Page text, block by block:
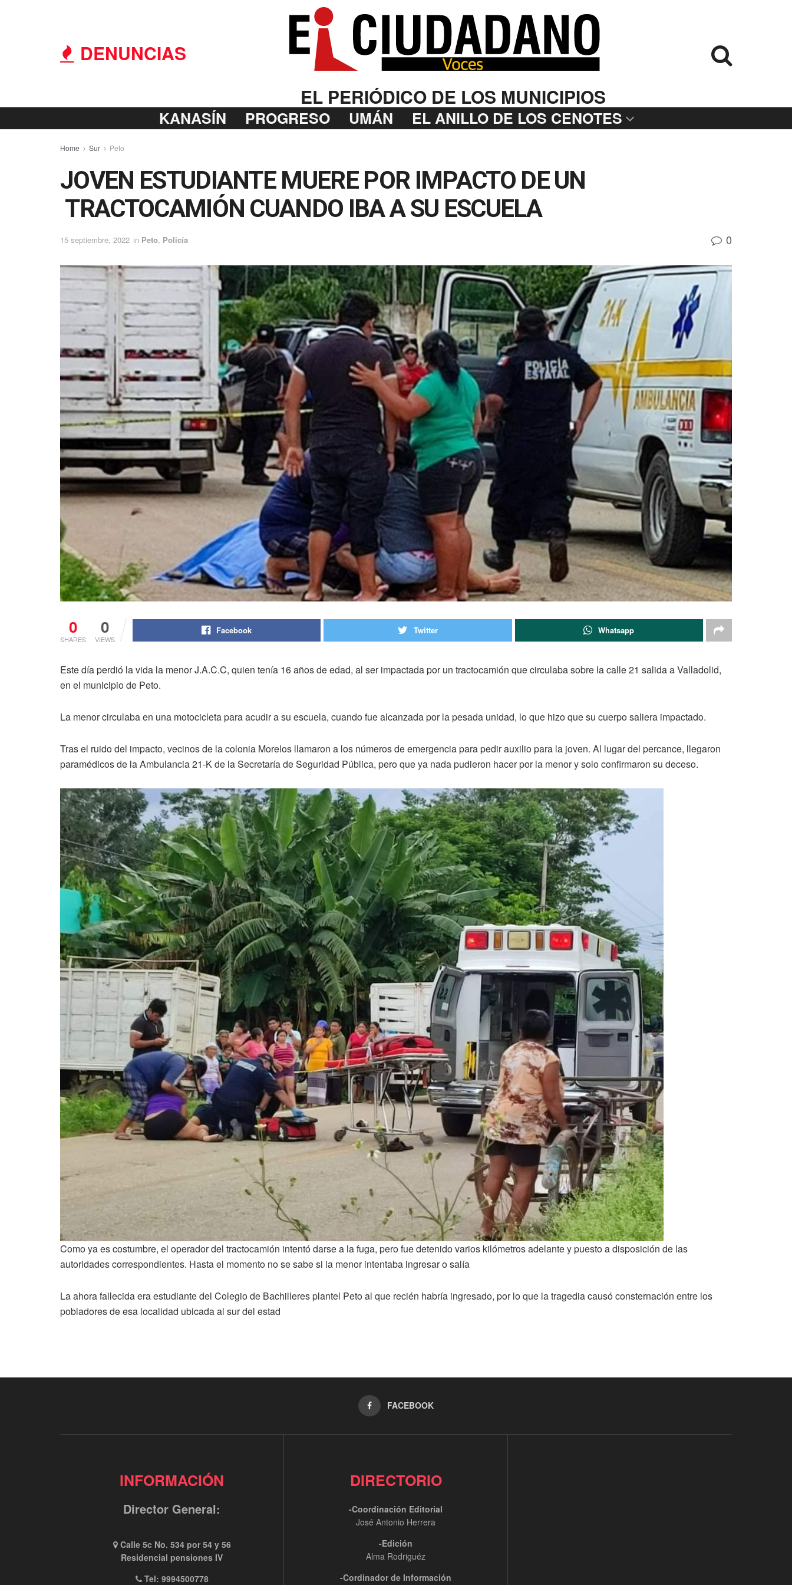
DENUNCIAS
EL PERIÓDICO DE LOS MUNICIPIOS
KANASÍN PROGRESO UMÁN EL ANILLO DE LOS CENOTES
Home Sur Peto
JOVEN ESTUDIANTE MUERE POR IMPACTO DE UN
TRACTOCAMIÓN CUANDO IBA A SU ESCUELA
15 septiembre, 2022 in Peto, Policía 0
0
SHARES
0
VIEWS
Facebook Twitter Whatsapp
Este día perdió la vida la menor J.A.C.C, quien tenía 16 años de edad, al ser impactada por un tractocamión que circulaba sobre la calle 21 salida a Valladolid,
en el municipio de Peto.
La menor circulaba en una motocicleta para acudir a su escuela, cuando fue alcanzada por la pesada unidad, lo que hizo que su cuerpo saliera impactado.
Tras el ruido del impacto, vecinos de la colonia Morelos llamaron a los números de emergencia para pedir auxilio para la joven. Al lugar del percance, llegaron
paramédicos de la Ambulancia 21-K de la Secretaría de Seguridad Pública, pero que ya nada pudieron hacer por la menor y solo confirmaron su deceso.
Como ya es costumbre, el operador del tractocamión intentó darse a la fuga, pero fue detenido varios kilómetros adelante y puesto a disposición de las
autoridades correspondientes. Hasta el momento no se sabe si la menor intentaba ingresar o salía
La ahora fallecida era estudiante del Colegio de Bachilleres plantel Peto al que recién habría ingresado, por lo que la tragedia causó consternación entre los
pobladores de esa localidad ubicada al sur del estad
FACEBOOK
INFORMACIÓN
Director General:
Calle 5c No. 534 por 54 y 56
Residencial pensiones IV
Tel: 9994500778
DIRECTORIO
-Coordinación Editorial
José Antonio Herrera
-Edición
Alma Rodriguéz
-Cordinador de Información